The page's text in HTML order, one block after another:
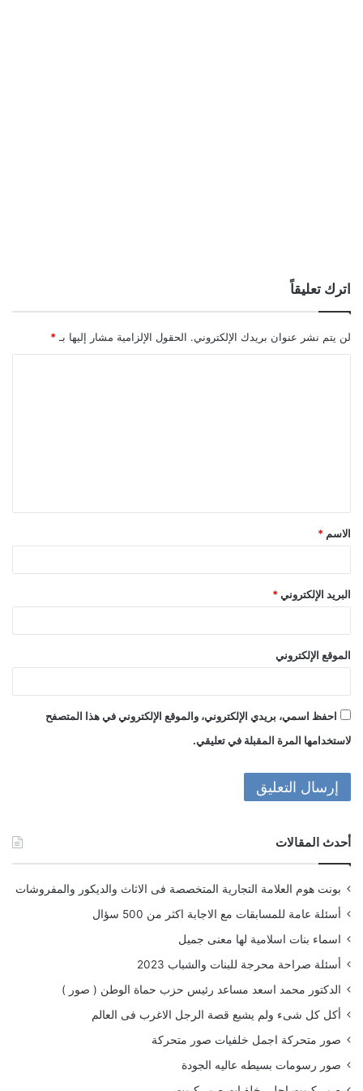
اترك تعليقاً
لن يتم نشر عنوان بريدك الإلكتروني. الحقول الإلزامية مشار إليها بـ *
ق
*
الاسم *
البريد الإلكتروني *
الموقع الإلكتروني
احفظ اسمي، بريدي الإلكتروني، والموقع الإلكتروني في هذا المتصفح
لاستخدامها المرة المقبلة في تعليقي.
أحدث المقالات
بونت هوم العلامة التجارية المتخصصة فى الاثاث والديكور والمفروشات
أسئلة عامة للمسابقات مع الاجابة اكثر من 500 سؤال
اسماء بنات اسلامية لها معنى جميل
أسئلة صراحة محرجة للبنات والشباب 2023
الدكتور محمد اسعد مساعد رئيس حزب حماة الوطن ( صور )
أكل كل شىء ولم يشبع قصة الرجل الاغرب فى العالم
صور متحركة اجمل خلفيات صور متحركة
صور رسومات بسيطه عاليه الجودة